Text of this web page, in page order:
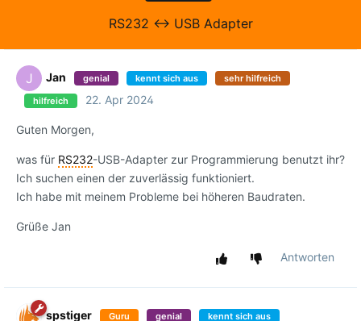
RS232 <-> USB Adapter
J Jan genial kennt sich aus sehr hilfreich
hilfreich 22. Apr 2024
Guten Morgen,
was für RS232-USB-Adapter zur Programmierung benutzt ihr?
Ich suchen einen der zuverlässig funktioniert.
Ich habe mit meinem Probleme bei höheren Baudraten.
Grüße Jan
Antworten
spstiger Guru genial kennt sich aus